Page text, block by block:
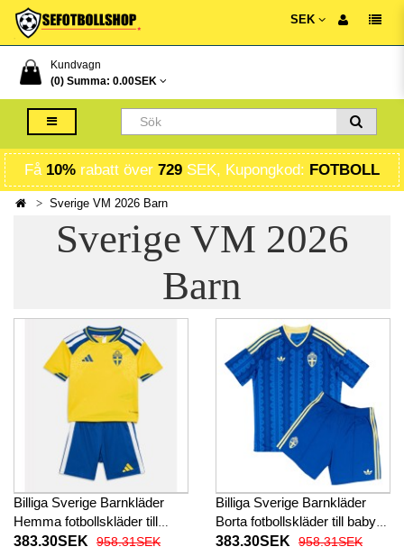
SEK
Kundvagn
(0) Summa: 0.00SEK
Få 10% rabatt över 729 SEK, Kupongkod: FOTBOLL
Sverige VM 2026 Barn
Sverige VM 2026
Barn
Billiga Sverige Barnkläder
Hemma fotbollskläder till
baby VM 2026 Kortärmad (+
383.30SEK 958.31SEK
Billiga Sverige Barnkläder
Borta fotbollskläder till baby
VM 2026 Kortärmad (+ Korta
383.30SEK 958.31SEK